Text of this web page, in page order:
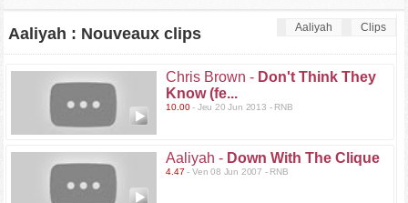
Aaliyah Clips
Aaliyah : Nouveaux clips
Chris Brown - Don't Think They
Know (fe...
10.00- Jeu 20 Jun 2013 - RNB
Aaliyah - Down With The Clique
4.47 - Ven 08 Jun 2007 - RNB